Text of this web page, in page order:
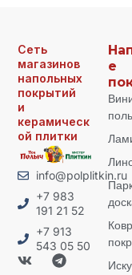
Сеть
магазинов
напольных
покрытий
и
керамическ
ой плитки
info@polplitkin.ru
+7 983
191 21 52
+7 913
543 05 50
е